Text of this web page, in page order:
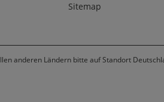
Sitemap
anderen Ländern bitte auf Standort